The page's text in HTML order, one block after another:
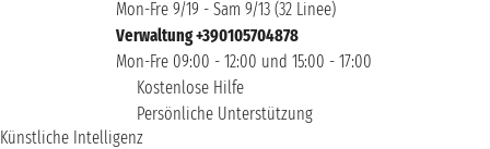
Mon-Fre 9/19 - Sam 9/13 (32 Linee)
Verwaltung +390105704878
Mon-Fre 09:00 - 12:00 und 15:00 - 17:00
Kostenlose Hilfe
Persönliche Unterstützung
Künstliche Intelligenz